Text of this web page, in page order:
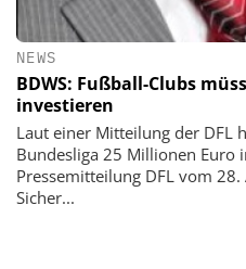
NEWS
BDWS: Fußball-Clubs
investieren
Laut einer Mitteilung der DFL
Bundesliga 25 Millionen Euro
Pressemitteilung DFL vom
Sicher...